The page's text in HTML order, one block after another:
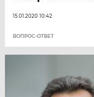
15.01.2020 10:42
ВОПРОС-ОТВЕТ